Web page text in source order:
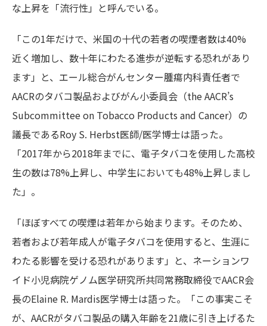
な上昇を「流行性」と呼んでいる。
「この1年だけで、米国の十代の若者の喫煙者数は40%
近く増加し、数十年にわたる進歩が逆転する恐れがあり
ます」と、エール総合がんセンター腫瘍内科責任者で
AACRのタバコ製品およびがん小委員会（the AACR’s
Subcommittee on Tobacco Products and Cancer）の
議長であるRoy S. Herbst医師/医学博士は語った。
「2017年から2018年までに、電子タバコを使用した高校
生の数は78%上昇し、中学生においても48%上昇しまし
た」。
「ほぼすべての喫煙は若年から始まります。そのため、
若者および若年成人が電子タバコを使用すると、生涯に
わたる影響を受ける恐れがあります」と、ネーションワ
イド小児病院ゲノム医学研究所共同常務取締役でAACR会
長のElaine R. Mardis医学博士は語った。「この事実こそ
が、AACRがタバコ製品の購入年齢を21歳に引き上げるた